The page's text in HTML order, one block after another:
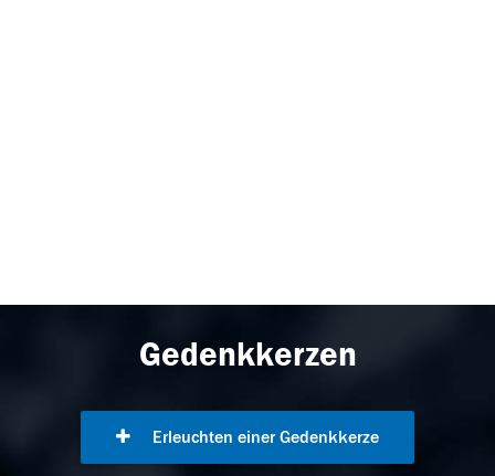
Gedenkkerzen
Erleuchten einer Gedenkkerze